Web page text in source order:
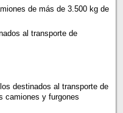
de más de 3.500 kg de
al transporte de
destinados al transporte de
camiones y furgones